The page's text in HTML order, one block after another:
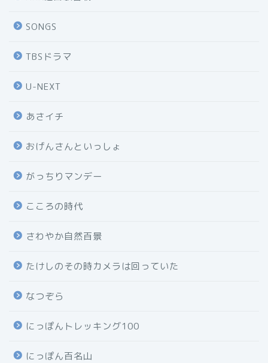
SONGS
TBSドラマ
U-NEXT
あさイチ
おげんさんといっしょ
がっちりマンデー
こころの時代
さわやか自然百景
たけしのその時カメラは回っていた
なつぞら
にっぽんトレッキング100
にっぽん百名山